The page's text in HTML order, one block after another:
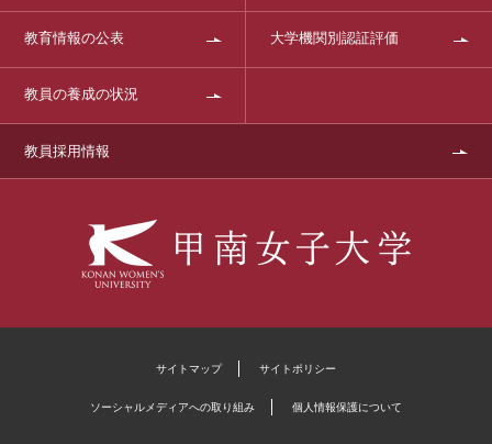
教育情報の公表 大学機関別認証評価
教員の養成の状況
教員採用情報
サイトマップ サイトポリシー
ソーシャルメディアへの取り組み 個人情報保護について